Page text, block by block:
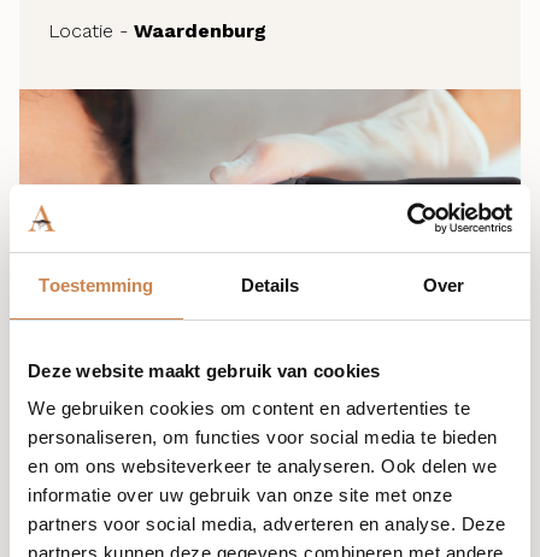
Toestemming Details Over
Deze website maakt gebruik van cookies
We gebruiken cookies om content en advertenties te
personaliseren, om functies voor social media te bieden
en om ons websiteverkeer te analyseren. Ook delen we
informatie over uw gebruik van onze site met onze
partners voor social media, adverteren en analyse. Deze
partners kunnen deze gegevens combineren met andere
Locatie - Waardenburg
(Module D kan enkel gevolgd worden als module A, B
& C behaald zijn)